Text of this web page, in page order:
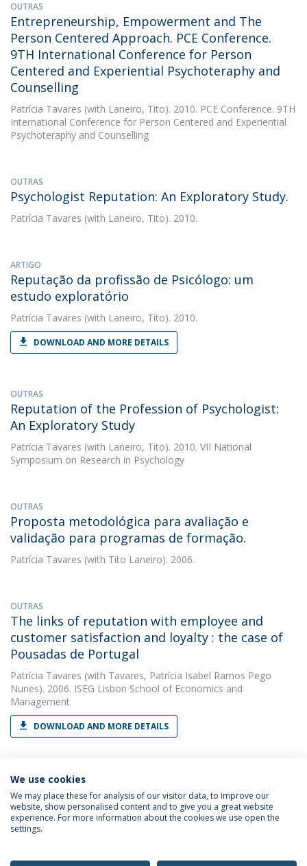
OUTRAS
Entrepreneurship, Empowerment and The
Person Centered Approach. PCE Conference.
9TH International Conference for Person
Centered and Experiential Psychoteraphy and
Counselling
Patrícia Tavares (with Laneiro, Tito). 2010. PCE Conference. 9TH
International Conference for Person Centered and Experiential
Psychoteraphy and Counselling
OUTRAS
Psychologist Reputation: An Exploratory Study.
Patrícia Tavares (with Laneiro, Tito). 2010.
ARTIGO
Reputação da profissão de Psicólogo: um
estudo exploratório
Patrícia Tavares (with Laneiro, Tito). 2010.
DOWNLOAD AND MORE DETAILS
OUTRAS
Reputation of the Profession of Psychologist:
An Exploratory Study
Patrícia Tavares (with Laneiro, Tito). 2010. VII National
Symposium on Research in Psychology
OUTRAS
Proposta metodológica para avaliação e
validação para programas de formação.
Patrícia Tavares (with Tito Laneiro). 2006.
OUTRAS
The links of reputation with employee and
customer satisfaction and loyalty : the case of
Pousadas de Portugal
Patrícia Tavares (with Tavares, Patrícia Isabel Ramos Pego
Nunes). 2006. ISEG Lisbon School of Economics and
Management
DOWNLOAD AND MORE DETAILS
Política de Privacidade
Termos & Condições
We use cookies
We may place these for analysis of our visitor data, to improve our
website, show personalised content and to give you a great website
experience. For more information about the cookies we use open the
settings.